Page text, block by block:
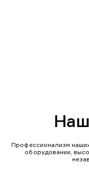
Профессионализм
оборудовании,